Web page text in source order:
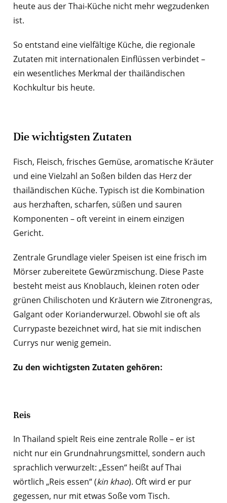
heute aus der Thai-Küche nicht mehr wegzudenken
ist.
So entstand eine vielfältige Küche, die regionale
Zutaten mit internationalen Einflüssen verbindet –
ein wesentliches Merkmal der thailändischen
Kochkultur bis heute.
Die wichtigsten Zutaten
Fisch, Fleisch, frisches Gemüse, aromatische Kräuter
und eine Vielzahl an Soßen bilden das Herz der
thailändischen Küche. Typisch ist die Kombination
aus herzhaften, scharfen, süßen und sauren
Komponenten – oft vereint in einem einzigen
Gericht.
Zentrale Grundlage vieler Speisen ist eine frisch im
Mörser zubereitete Gewürzmischung. Diese Paste
besteht meist aus Knoblauch, kleinen roten oder
grünen Chilischoten und Kräutern wie Zitronengras,
Galgant oder Korianderwurzel. Obwohl sie oft als
Currypaste bezeichnet wird, hat sie mit indischen
Currys nur wenig gemein.
Zu den wichtigsten Zutaten gehören:
Reis
In Thailand spielt Reis eine zentrale Rolle – er ist
nicht nur ein Grundnahrungsmittel, sondern auch
sprachlich verwurzelt: „Essen“ heißt auf Thai
wörtlich „Reis essen“ (kin khao). Oft wird er pur
gegessen, nur mit etwas Soße vom Tisch.